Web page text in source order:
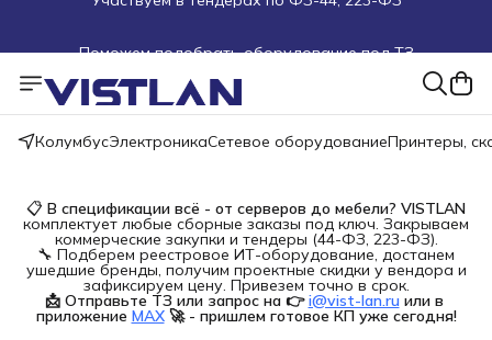
Пуско-наладочные работы
Пришлите запрос на e-mail или в чат
КолумбусЭлектроникаСетевое оборудованиеПринтеры,
📋 В спецификации всё - от серверов до мебели? VISTLAN
комплектует любые сборные заказы под ключ. Закрываем
коммерческие закупки и тендеры (44-ФЗ, 223-ФЗ).
🔧 Подберем реестровое ИТ-оборудование, достанем
ушедшие бренды, получим проектные скидки у вендора и
зафиксируем цену. Привезем точно в срок.
📩 Отправьте ТЗ или запрос на 👉 i@vist-lan.ru или в
приложение MAX 🚀 - пришлем готовое КП уже сегодня!